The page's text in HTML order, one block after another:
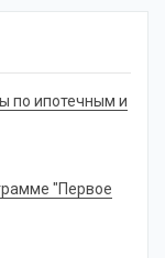
по ипотечным и
"Первое